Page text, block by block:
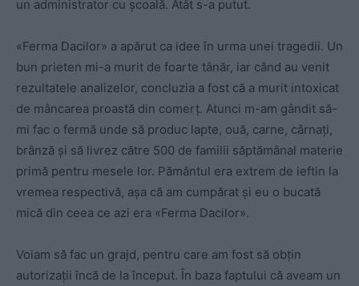
un administrator cu școală. Atât s-a putut.
«Ferma Dacilor» a apărut ca idee în urma unei tragedii. Un
bun prieten mi-a murit de foarte tânăr, iar când au venit
rezultatele analizelor, concluzia a fost că a murit intoxicat
de mâncarea proastă din comerț. Atunci m-am gândit să-
mi fac o fermă unde să produc lapte, ouă, carne, cârnați,
brânză și să livrez către 500 de familii săptămânal materie
primă pentru mesele lor. Pământul era extrem de ieftin la
vremea respectivă, așa că am cumpărat și eu o bucată
mică din ceea ce azi era «Ferma Dacilor».
Voiam să fac un grajd, pentru care am fost să obțin
autorizații încă de la început. În baza faptului că aveam un